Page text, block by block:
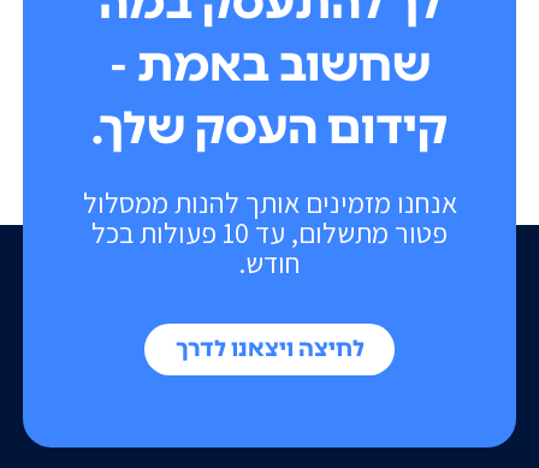
אנחנו מזמינים אותך להנות ממסלול
פטור מתשלום, עד 10 פעולות בכל
חודש.
לחיצה ויצאנו לדרך
שחשוב באמת -
קידום העסק שלך.